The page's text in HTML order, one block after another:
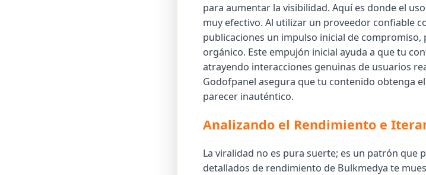
para aumentar la visibilidad. Aquí es donde el
muy efectivo. Al utilizar un proveedor confiable
publicaciones un impulso inicial de compromiso,
orgánico. Este empujón inicial ayuda a que tu
atrayendo interacciones genuinas de usuarios
Godofpanel asegura que tu contenido obtenga
parecer inauténtico.
Analizando el Rendimiento e
La viralidad no es pura suerte; es un patrón que
detallados de rendimiento de Bulkmedya te